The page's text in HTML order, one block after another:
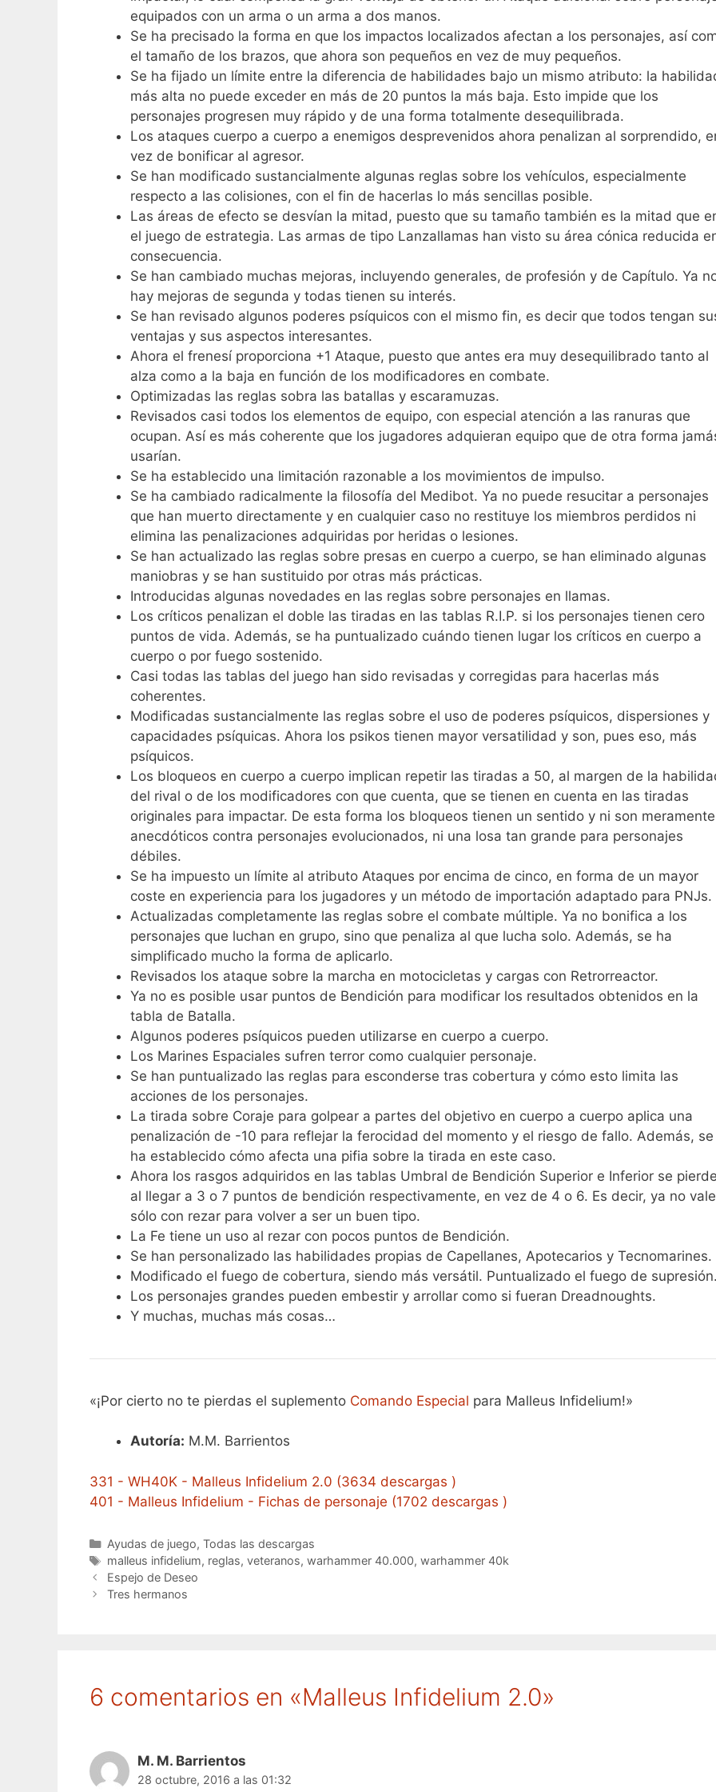
equipados con un arma o un arma a dos manos.
Se ha precisado la forma en que los impactos localizados afectan a los personajes, así
el tamaño de los brazos, que ahora son pequeños en vez de muy pequeños.
Se ha fijado un límite entre la diferencia de habilidades bajo un mismo atributo: la
más alta no puede exceder en más de 20 puntos la más baja. Esto impide que los
personajes progresen muy rápido y de una forma totalmente desequilibrada.
Los ataques cuerpo a cuerpo a enemigos desprevenidos ahora penalizan al sorprendido,
vez de bonificar al agresor.
Se han modificado sustancialmente algunas reglas sobre los vehículos, especialmente
respecto a las colisiones, con el fin de hacerlas lo más sencillas posible.
Las áreas de efecto se desvían la mitad, puesto que su tamaño también es la mitad que
el juego de estrategia. Las armas de tipo Lanzallamas han visto su área cónica reducida
consecuencia.
Se han cambiado muchas mejoras, incluyendo generales, de profesión y de Capítulo. Ya
hay mejoras de segunda y todas tienen su interés.
Se han revisado algunos poderes psíquicos con el mismo fin, es decir que todos tengan
ventajas y sus aspectos interesantes.
Ahora el frenesí proporciona +1 Ataque, puesto que antes era muy desequilibrado tanto al
alza como a la baja en función de los modificadores en combate.
Optimizadas las reglas sobra las batallas y escaramuzas.
Revisados casi todos los elementos de equipo, con especial atención a las ranuras que
ocupan. Así es más coherente que los jugadores adquieran equipo que de otra forma
usarían.
Se ha establecido una limitación razonable a los movimientos de impulso.
Se ha cambiado radicalmente la filosofía del Medibot. Ya no puede resucitar a personajes
que han muerto directamente y en cualquier caso no restituye los miembros perdidos ni
elimina las penalizaciones adquiridas por heridas o lesiones.
Se han actualizado las reglas sobre presas en cuerpo a cuerpo, se han eliminado algunas
maniobras y se han sustituido por otras más prácticas.
Introducidas algunas novedades en las reglas sobre personajes en llamas.
Los críticos penalizan el doble las tiradas en las tablas R.I.P. si los personajes tienen cero
puntos de vida. Además, se ha puntualizado cuándo tienen lugar los críticos en cuerpo a
cuerpo o por fuego sostenido.
Casi todas las tablas del juego han sido revisadas y corregidas para hacerlas más
coherentes.
Modificadas sustancialmente las reglas sobre el uso de poderes psíquicos, dispersiones y
capacidades psíquicas. Ahora los psikos tienen mayor versatilidad y son, pues eso, más
psíquicos.
Los bloqueos en cuerpo a cuerpo implican repetir las tiradas a 50, al margen de la
del rival o de los modificadores con que cuenta, que se tienen en cuenta en las tiradas
originales para impactar. De esta forma los bloqueos tienen un sentido y ni son meramente
anecdóticos contra personajes evolucionados, ni una losa tan grande para personajes
débiles.
Se ha impuesto un límite al atributo Ataques por encima de cinco, en forma de un mayor
coste en experiencia para los jugadores y un método de importación adaptado para PNJs.
Actualizadas completamente las reglas sobre el combate múltiple. Ya no bonifica a los
personajes que luchan en grupo, sino que penaliza al que lucha solo. Además, se ha
simplificado mucho la forma de aplicarlo.
Revisados los ataque sobre la marcha en motocicletas y cargas con Retrorreactor.
Ya no es posible usar puntos de Bendición para modificar los resultados obtenidos en la
tabla de Batalla.
Algunos poderes psíquicos pueden utilizarse en cuerpo a cuerpo.
Los Marines Espaciales sufren terror como cualquier personaje.
Se han puntualizado las reglas para esconderse tras cobertura y cómo esto limita las
acciones de los personajes.
La tirada sobre Coraje para golpear a partes del objetivo en cuerpo a cuerpo aplica una
penalización de -10 para reflejar la ferocidad del momento y el riesgo de fallo. Además, se
ha establecido cómo afecta una pifia sobre la tirada en este caso.
Ahora los rasgos adquiridos en las tablas Umbral de Bendición Superior e Inferior se
al llegar a 3 o 7 puntos de bendición respectivamente, en vez de 4 o 6. Es decir, ya no vale
sólo con rezar para volver a ser un buen tipo.
La Fe tiene un uso al rezar con pocos puntos de Bendición.
Se han personalizado las habilidades propias de Capellanes, Apotecarios y Tecnomarines.
Modificado el fuego de cobertura, siendo más versátil. Puntualizado el fuego de
Los personajes grandes pueden embestir y arrollar como si fueran Dreadnoughts.
Y muchas, muchas más cosas…
«¡Por cierto no te pierdas el suplemento Comando Especial para Malleus Infidelium!»
Autoría: M.M. Barrientos
331 - WH40K - Malleus Infidelium 2.0 (3634 descargas )
401 - Malleus Infidelium - Fichas de personaje (1702 descargas )
Categorías
Ayudas de juego, Todas las descargas
Etiquetas
malleus infidelium, reglas, veteranos, warhammer 40.000, warhammer 40k
Espejo de Deseo
Tres hermanos
6 comentarios en «Malleus Infidelium 2.0»
M. M. Barrientos
28 octubre, 2016 a las 01:32